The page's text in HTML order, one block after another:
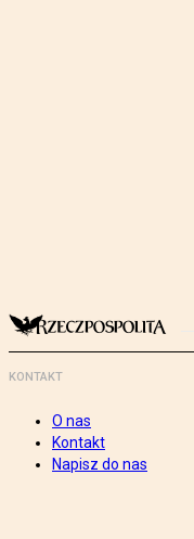
KONTAKT
O nas
Kontakt
Napisz do nas